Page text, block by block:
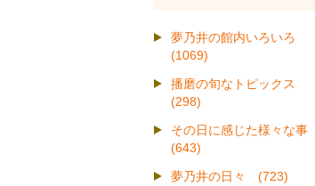
夢乃井の館内いろいろ
(1069)
播磨の旬なトピックス
(298)
その日に感じた様々な事
(643)
夢乃井の日々 (723)